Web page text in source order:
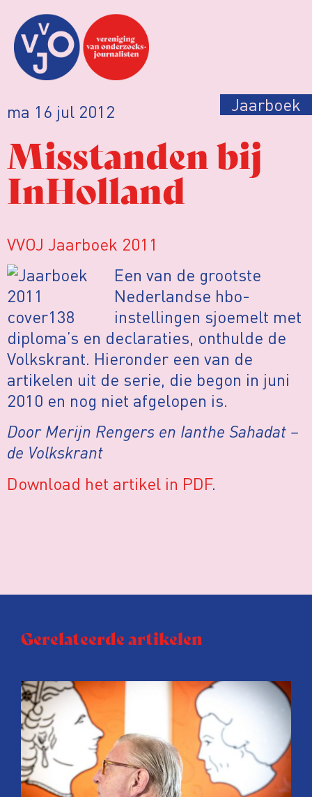
ma 16 jul 2012 Jaarboek
Misstanden bij
InHolland
VVOJ Jaarboek 2011
Een van de grootste
Nederlandse hbo-
instellingen sjoemelt met
diploma’s en declaraties, onthulde de
Volkskrant. Hieronder een van de
artikelen uit de serie, die begon in juni
2010 en nog niet afgelopen is.
Door Merijn Rengers en Ianthe Sahadat –
de Volkskrant
Download het artikel in PDF.
Gerelateerde artikelen